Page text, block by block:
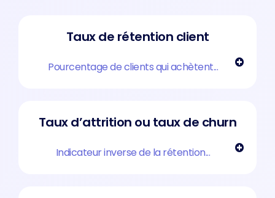
Taux de rétention client
Pourcentage de clients qui achètent...
Taux d’attrition ou taux de churn
Indicateur inverse de la rétention...